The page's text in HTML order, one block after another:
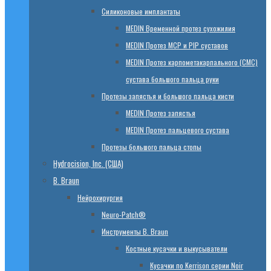
Силиконовые имплантаты
МЕDIN Временной протез сухожилия
МЕDIN Протез MCP и PIP суставов
МЕDIN Протез карпометакарпального (СМС)
сустава большого пальца руки
Протезы запястья и большого пальца кисти
МЕDIN Протез запястья
МЕDIN Протез пальцевого сустава
Протезы большого пальца стопы
Hydrocision, Inc. (США)
B. Braun
Нейрохирургия
Neuro-Patch®
Инструменты B. Braun
Костные кусачки и выкусыватели
Кусачки по Kerrison серии Noir